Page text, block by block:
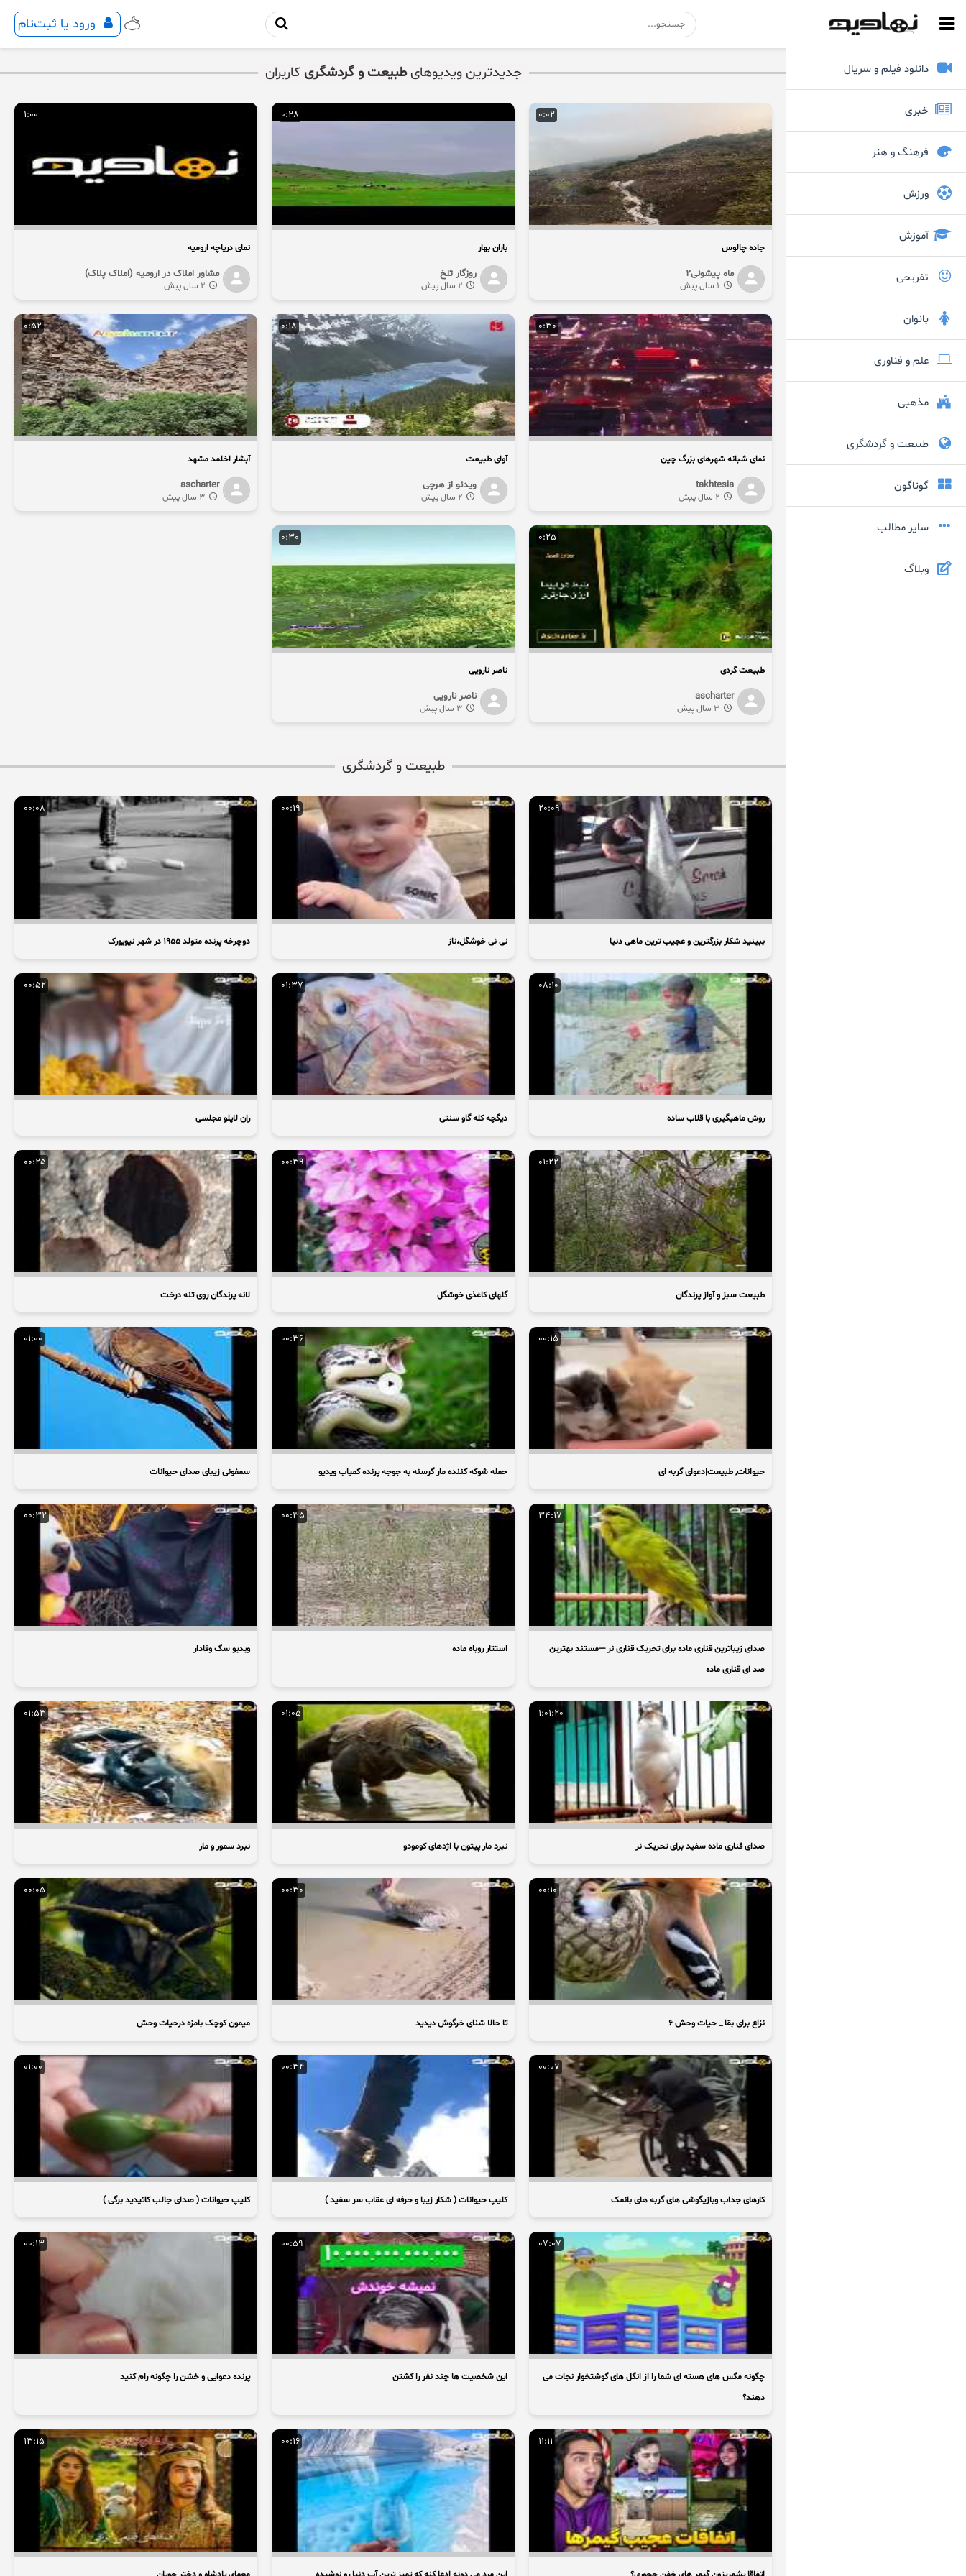
ورود یا ثبت‌نام
دانلود فیلم و سریال
خبری
فرهنگ و هنر
ورزش
آموزش
تفریحی
بانوان
علم و فناوری
مذهبی
طبیعت و گردشگری
گوناگون
سایر مطالب
وبلاگ
جدیدترین ویدیوهایطبیعت و گردشگری کاربران
0:02
جاده چالوس
ماه پیشونی۲
0:28
باران بهار
روزگار تلخ
1:00
نمای دریاچه ارومیه
مشاور املاک در ارومیه (املاک پلاک)
0:30
نمای شبانه شهرهای بزرگ چین
takhtesia
0:18
آوای طبیعت
ویدئو از هرچی
0:52
آبشار اخلمد مشهد
ascharter
0:25
طبیعت گردی
ascharter
0:30
ناصر نارویی
ناصر نارویی
طبیعت و گردشگری
20:09
ببینید شکار بزرگترین و عجیب ترین ماهی دنیا
00:19
نی نی خوشگل،ناز
00:08
دوچرخه پرنده متولد ۱۹۵۵ در شهر نیویورک
08:10
روش ماهیگیری با قلاب ساده
01:37
دیگچه کله گاو سنتی
00:52
ران لاپلو مجلسی
01:22
طبیعت سبز و آواز پرندگان
00:39
گلهای کاغذی خوشگل
00:25
لانه پرندگان روی تنه درخت
00:15
حیوانات, طبیعت|دعوای گربه ای
00:36
حمله شوکه کننده مار گرسنه به جوجه پرنده کمیاب ویدیو
01:00
سمفونی زیبای صدای حیوانات
34:17
صدای زیباترین قناری ماده برای تحریک قناری نر ---مستند بهترین
صد ای قناری ماده
00:35
استتار روباه ماده
00:32
ویدیو سگ وفادار
1:01:20
صدای قناری ماده سفید برای تحریک نر
01:05
نبرد مار پیتون با اژدهای کومودو
01:53
نبرد سمور و مار
00:10
نزاع برای بقا _ حیات وحش ۶
00:30
تا حالا شنای خرگوش دیدید
00:05
میمون کوچک بامزه درحیات وحش
00:07
کارهای جذاب وبازیگوشی های گربه های بانمک
00:34
کلیپ حیوانات ( شکار زیبا و حرفه ای عقاب سر سفید )
01:00
کلیپ حیوانات ( صدای جالب کاتیدید برگی )
07:07
چگونه مگس های هسته ای شما را از انگل های گوشتخوار نجات می
دهند؟
00:59
این شخصیت ها چند نفر را کشتن
00:13
پرنده دعوایی و خشن را چگونه رام کنید
11:11
00:16
13:15